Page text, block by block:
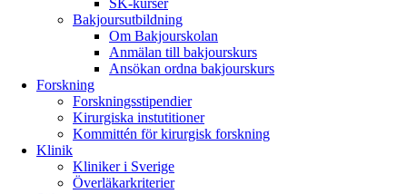
SK-kurser
Bakjoursutbildning
Om Bakjourskolan
Anmälan till bakjourskurs
Ansökan ordna bakjourskurs
Forskning
Forskningsstipendier
Kirurgiska instutitioner
Kommittén för kirurgisk forskning
Klinik
Kliniker i Sverige
Överläkarkriterier